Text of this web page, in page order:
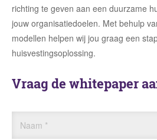
richting te geven aan een duurzame
jouw organisatiedoelen. Met behulp
modellen helpen wij jou graag een
huisvestingsoplossing.
Vraag de whitepaper
Naam *